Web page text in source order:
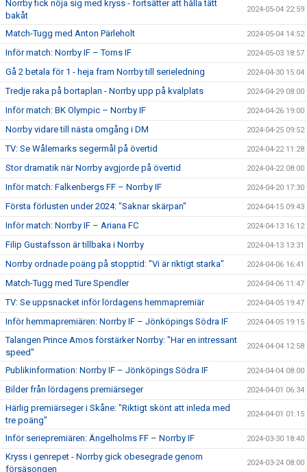
Norrby fick nöja sig med kryss - fortsätter att hålla tätt
bakåt
2024-05-04 22:59
Match-Tugg med Anton Pärleholt 2024-05-04 14:52
Inför match: Norrby IF – Torns IF 2024-05-03 18:57
Gå 2 betala för 1 - heja fram Norrby till serieledning 2024-04-30 15:04
Tredje raka på bortaplan - Norrby upp på kvalplats 2024-04-29 08:00
Inför match: BK Olympic – Norrby IF 2024-04-26 19:00
Norrby vidare till nästa omgång i DM 2024-04-25 09:52
TV: Se Wålemarks segermål på övertid 2024-04-22 11:28
Stor dramatik när Norrby avgjorde på övertid 2024-04-22 08:00
Inför match: Falkenbergs FF – Norrby IF 2024-04-20 17:30
Första förlusten under 2024: "Saknar skärpan" 2024-04-15 09:43
Inför match: Norrby IF – Ariana FC 2024-04-13 16:12
Filip Gustafsson är tillbaka i Norrby 2024-04-13 13:31
Norrby ordnade poäng på stopptid: "Vi är riktigt starka" 2024-04-06 16:41
Match-Tugg med Ture Spendler 2024-04-06 11:47
TV: Se uppsnacket inför lördagens hemmapremiär 2024-04-05 19:47
Inför hemmapremiären: Norrby IF – Jönköpings Södra IF 2024-04-05 19:15
Talangen Prince Amos förstärker Norrby: "Har en intressant
speed"
2024-04-04 12:58
Publikinformation: Norrby IF – Jönköpings Södra IF 2024-04-04 08:00
Bilder från lördagens premiärseger 2024-04-01 06:34
Härlig premiärseger i Skåne: "Riktigt skönt att inleda med
tre poäng"
2024-04-01 01:15
Inför seriepremiären: Ängelholms FF – Norrby IF 2024-03-30 18:40
Kryss i genrepet - Norrby gick obesegrade genom
försäsongen
2024-03-24 08:00